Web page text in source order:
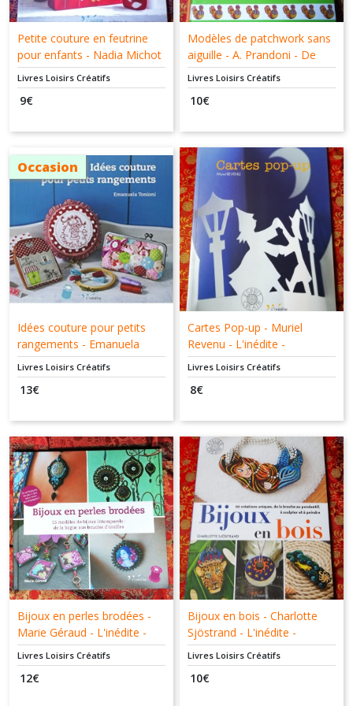
Petite couture en feutrine
pour enfants - Nadia Michot
- L'inédite - 9782350322612
Livres Loisirs Créatifs
9€
Modèles de patchwork sans
aiguille - A. Prandoni - De
Vecchi - 9782732883519
Livres Loisirs Créatifs
10€
Occasion
Idées couture pour petits
rangements - Emanuela
Tonioni - L'inédite -
9782350322827 - Livre
d'occasion
Livres Loisirs Créatifs
13€
Cartes Pop-up - Muriel
Revenu - L'inédite -
9782350323015
Livres Loisirs Créatifs
8€
Bijoux en perles brodées -
Marie Géraud - L'inédite -
9782350322377
Livres Loisirs Créatifs
12€
Bijoux en bois - Charlotte
Sjöstrand - L'inédite -
9782350323459
Livres Loisirs Créatifs
10€